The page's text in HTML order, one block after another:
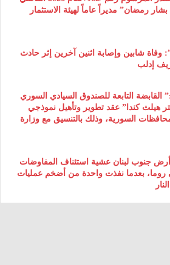
رمضان” مديراً عاماً لهيئة ‌الاستثمار
وفاة شابين وإصابة اثنين آخرين إثر حادث
إدلب
التابعة للصندوق السيادي السوري
هيلث كندا” عقد تطوير وتأهيل نموذجي
السورية، وذلك بالتنسيق مع وزارة
جنوب لبنان عشية استئناف المفاوضات
في روما، بعدما نفذت واحدة من أضخم عمليات